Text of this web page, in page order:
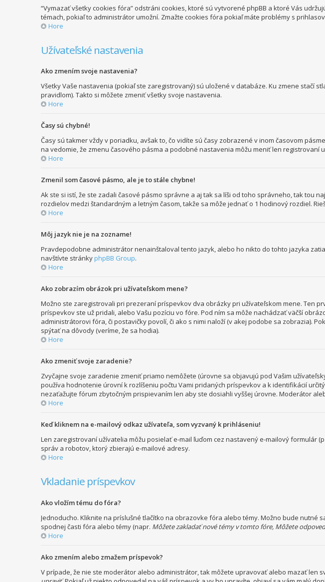
“Vymazať všetky cookies fóra” odstráni cookies, ktoré sú vytvorené phpBB a ktoré Vás
témach, pokiaľ to administrátor umožní. Zmažte cookies fóra pokiaľ máte problémy s
Hore
Užívateľské nastavenia
Ako zmením svoje nastavenia?
Všetky Vaše nastavenia (pokiaľ ste zaregistrovaný) sú uložené v databáze. Ku zmene stačí
pravidlom). Takto si môžete zmeniť všetky svoje nastavenia.
Hore
Časy sú chybné!
Časy sú takmer vždy v poriadku, avšak to, čo vidíte sú časy zobrazené v inom časovom
na vedomie, že zmenu časového pásma a podobné nastavenia môžu meniť len
Hore
Zmenil som časové pásmo, ale je to stále chybne!
Ak ste si istí, že ste zadali časové pásmo správne a aj tak sa líši od toho správneho, tak tou
rozdielov medzi štandardným a letným časom, takže sa môže jednať o 1 hodinový rozdiel.
Hore
Môj jazyk nie je na zozname!
Pravdepodobne administrátor nenainštaloval tento jazyk, alebo ho nikto do tohto jazyka
navštívte stránkyphpBB Group.
Hore
Ako zobrazím obrázok pri užívateľskom mene?
Možno ste zaregistrovali pri prezeraní príspevkov dva obrázky pri užívateľskom mene. Ten
príspevkov ste už pridali, alebo Vašu pozíciu vo fóre. Pod ním sa môže nachádzať väčší
administrátorovi fóra, či postavičky povolí, či ako s nimi naloží (v akej podobe sa zobrazia).
spýtať na dôvody (veríme, že sa hodia).
Hore
Ako zmeniť svoje zaradenie?
Zvyčajne svoje zaradenie zmeniť priamo nemôžete (úrovne sa objavujú pod Vašim
používa hodnotenie úrovní k rozlíšeniu počtu Vami pridaných príspevkov a k identifikácií
nezaťažujte fórum zbytočným prispievaním len aby ste dosiahli vyššej úrovne. Moderátor
Hore
Keď kliknem na e-mailový odkaz užívateľa, som vyzvaný k prihláseniu!
Len zaregistrovaní užívatelia môžu posielať e-mail ľuďom cez nastavený e-mailový
správ a robotov, ktorý zbierajú e-mailové adresy.
Hore
Vkladanie príspevkov
Ako vložím tému do fóra?
Jednoducho. Kliknite na príslušné tlačítko na obrazovke fóra alebo témy. Možno bude
spodnej časti fóra alebo témy (napr. Môžete zakladať nové témy v tomto fóre, Môžete
Hore
Ako zmením alebo zmažem príspevok?
V prípade, že nie ste moderátor alebo administrátor, tak môžete upravovať alebo mazať